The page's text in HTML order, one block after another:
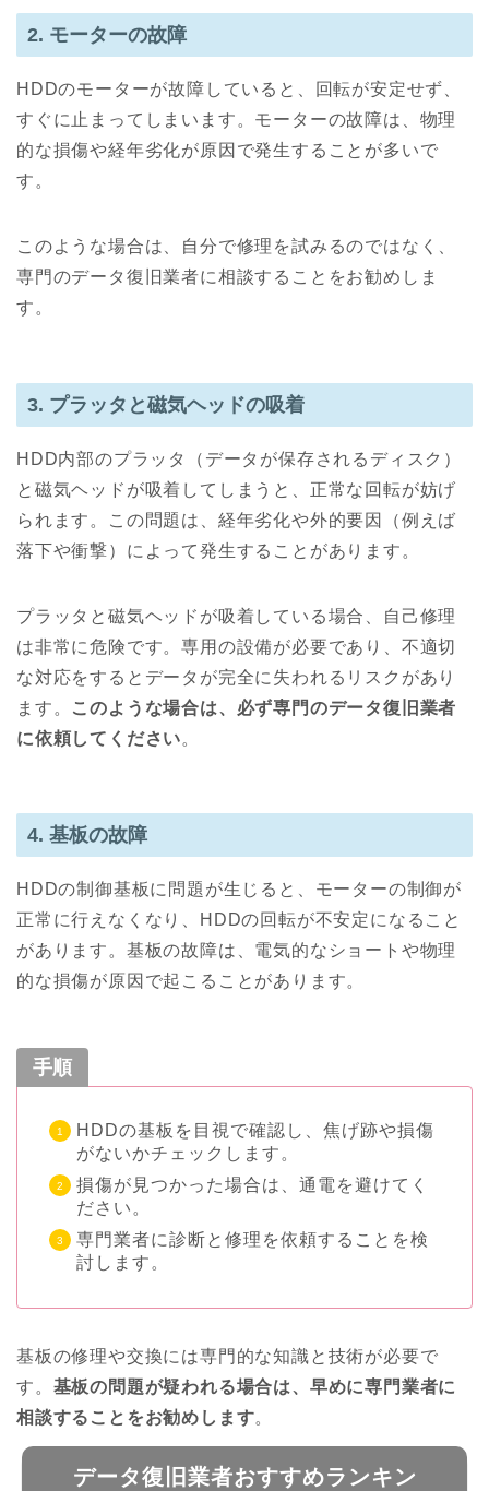
2. モーターの故障
HDDのモーターが故障していると、回転が安定せず、
すぐに止まってしまいます。モーターの故障は、物理
的な損傷や経年劣化が原因で発生することが多いで
す。
このような場合は、自分で修理を試みるのではなく、
専門のデータ復旧業者に相談することをお勧めしま
す。
3. プラッタと磁気ヘッドの吸着
HDD内部のプラッタ（データが保存されるディスク）
と磁気ヘッドが吸着してしまうと、正常な回転が妨げ
られます。この問題は、経年劣化や外的要因（例えば
落下や衝撃）によって発生することがあります。
プラッタと磁気ヘッドが吸着している場合、自己修理
は非常に危険です。専用の設備が必要であり、不適切
な対応をするとデータが完全に失われるリスクがあり
ます。 このような場合は、必ず専門のデータ復旧業者
に依頼してください。
4. 基板の故障
HDDの制御基板に問題が生じると、モーターの制御が
正常に行えなくなり、HDDの回転が不安定になること
があります。基板の故障は、電気的なショートや物理
的な損傷が原因で起こることがあります。
手順
HDDの基板を目視で確認し、焦げ跡や損傷
がないかチェックします。
損傷が見つかった場合は、通電を避けてく
ださい。
専門業者に診断と修理を依頼することを検
討します。
基板の修理や交換には専門的な知識と技術が必要で
す。 基板の問題が疑われる場合は、早めに専門業者に
相談することをお勧めします。
データ復旧業者おすすめランキン